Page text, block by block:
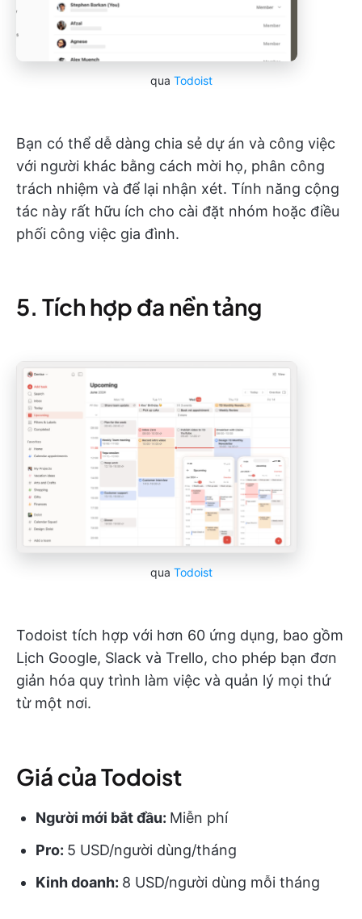
qua Todoist
Bạn có thể dễ dàng chia sẻ dự án và công việc
với người khác bằng cách mời họ, phân công
trách nhiệm và để lại nhận xét. Tính năng cộng
tác này rất hữu ích cho cài đặt nhóm hoặc điều
phối công việc gia đình.
5. Tích hợp đa nền tảng
qua Todoist
Todoist tích hợp với hơn 60 ứng dụng, bao gồm
Lịch Google, Slack và Trello, cho phép bạn đơn
giản hóa quy trình làm việc và quản lý mọi thứ
từ một nơi.
Giá của Todoist
Người mới bắt đầu: Miễn phí
Pro: 5 USD/người dùng/tháng
Kinh doanh: 8 USD/người dùng mỗi tháng